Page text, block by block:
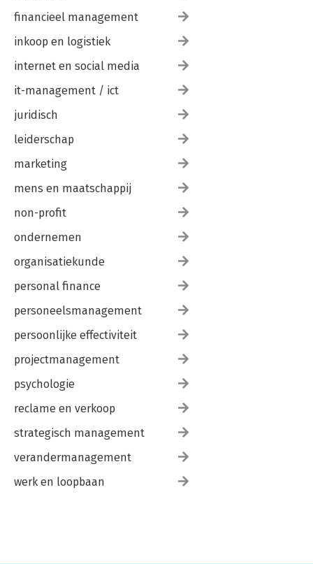
financieel management
inkoop en logistiek
internet en social media
it-management / ict
juridisch
leiderschap
marketing
mens en maatschappij
non-profit
ondernemen
organisatiekunde
personal finance
personeelsmanagement
persoonlijke effectiviteit
projectmanagement
psychologie
reclame en verkoop
strategisch management
verandermanagement
werk en loopbaan